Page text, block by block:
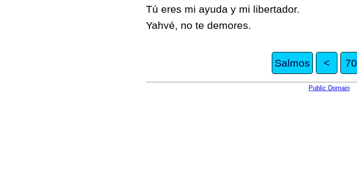
Tú eres mi ayuda y mi libertador.
Yahvé, no te demores.
Salmos < 70
Public Domain